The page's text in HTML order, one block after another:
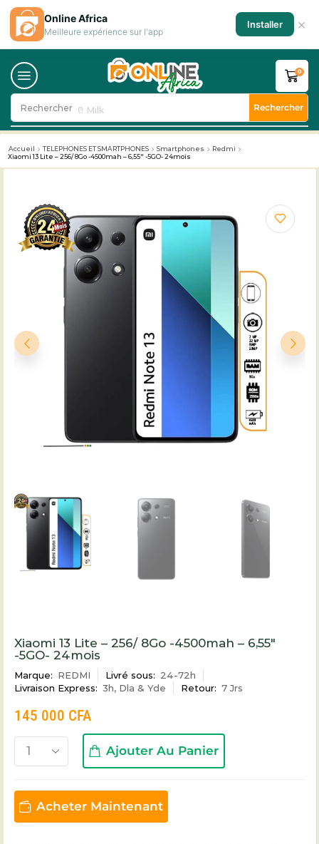
Rechercher 🥛 Milk Rechercher
0
Accueil TELEPHONES ET SMARTPHONES Smartphones
Redmi
Xiaomi 13 Lite – 256/ 8Go -4500mah – 6,55″ -5GO- 24mois
Xiaomi 13 Lite – 256/ 8Go -4500mah – 6,55″
-5GO- 24mois
Marque: REDMI Livré sous: 24-72h
Livraison Express: 3h, Dla & Yde Retour: 7 Jrs
145 000 CFA
Ajouter Au Panier
Acheter Maintenant
Online Africa
Meilleure expérience sur l'app
Installer ×